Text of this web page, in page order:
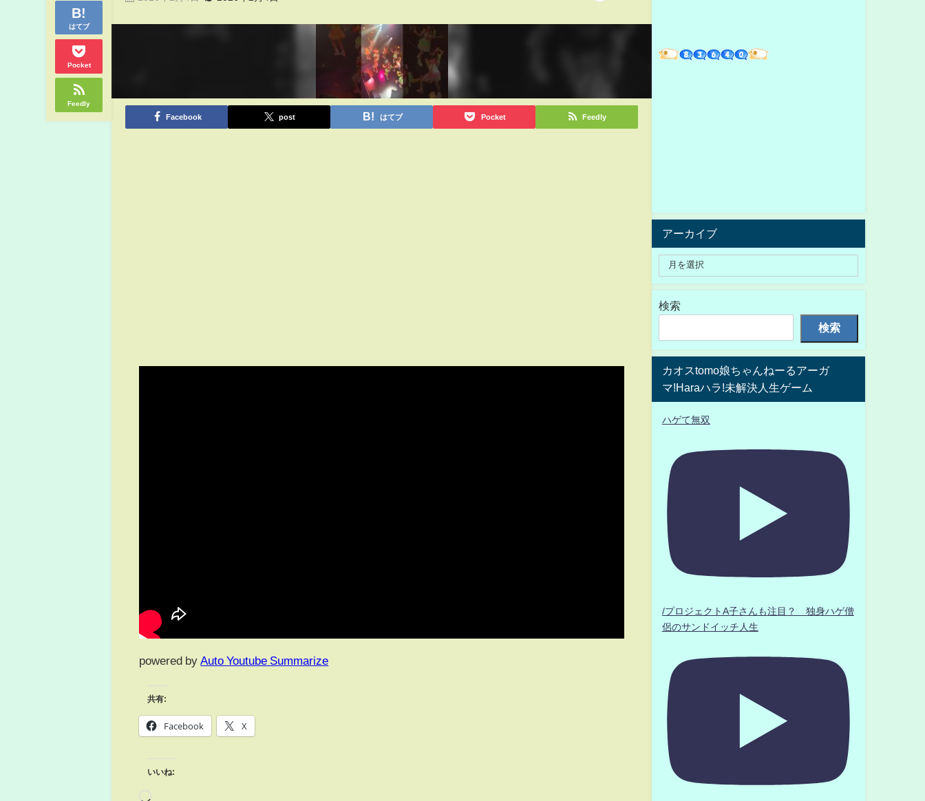
はてブ
Pocket
Feedly
Facebook post はてブ Pocket Feedly
powered by Auto Youtube Summarize
共有:
Facebook X
いいね:
アーカイブ
検索
検索
カオスtomo娘ちゃんねーるアーガ
マ!Haraハラ!未解決人生ゲーム
ハゲて無双
/プロジェクトA子さんも注目？ 独身ハゲ僧
侶のサンドイッチ人生